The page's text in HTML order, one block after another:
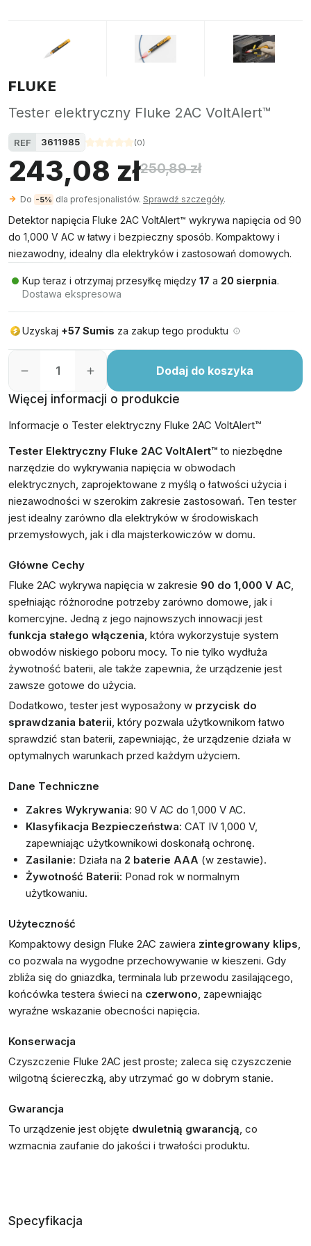
FLUKE
Tester elektryczny Fluke 2AC VoltAlert™
REF 3611985 (0)
243,08 zł250,89 zł
Do -5% dla profesjonalistów. Sprawdź szczegóły.
Detektor napięcia Fluke 2AC VoltAlert™ wykrywa napięcia od 90
do 1,000 V AC w łatwy i bezpieczny sposób. Kompaktowy i
niezawodny, idealny dla elektryków i zastosowań domowych.
Kup teraz i otrzymaj przesyłkę między 17 a 20 sierpnia.
Dostawa ekspresowa
Uzyskaj +57 Sumis za zakup tego produktu
Dodaj do koszyka
Więcej informacji o produkcie
Informacje o Tester elektryczny Fluke 2AC VoltAlert™
Tester Elektryczny Fluke 2AC VoltAlert™ to niezbędne
narzędzie do wykrywania napięcia w obwodach
elektrycznych, zaprojektowane z myślą o łatwości użycia i
niezawodności w szerokim zakresie zastosowań. Ten tester
jest idealny zarówno dla elektryków w środowiskach
przemysłowych, jak i dla majsterkowiczów w domu.
Główne Cechy
Fluke 2AC wykrywa napięcia w zakresie 90 do 1,000 V AC,
spełniając różnorodne potrzeby zarówno domowe, jak i
komercyjne. Jedną z jego najnowszych innowacji jest
funkcja stałego włączenia, która wykorzystuje system
obwodów niskiego poboru mocy. To nie tylko wydłuża
żywotność baterii, ale także zapewnia, że urządzenie jest
zawsze gotowe do użycia.
Dodatkowo, tester jest wyposażony w przycisk do
sprawdzania baterii, który pozwala użytkownikom łatwo
sprawdzić stan baterii, zapewniając, że urządzenie działa w
optymalnych warunkach przed każdym użyciem.
Dane Techniczne
Zakres Wykrywania: 90 V AC do 1,000 V AC.
Klasyfikacja Bezpieczeństwa: CAT IV 1,000 V,
zapewniając użytkownikowi doskonałą ochronę.
Zasilanie: Działa na 2 baterie AAA (w zestawie).
Żywotność Baterii: Ponad rok w normalnym
użytkowaniu.
Użyteczność
Kompaktowy design Fluke 2AC zawiera zintegrowany klips,
co pozwala na wygodne przechowywanie w kieszeni. Gdy
zbliża się do gniazdka, terminala lub przewodu zasilającego,
końcówka testera świeci na czerwono, zapewniając
wyraźne wskazanie obecności napięcia.
Konserwacja
Czyszczenie Fluke 2AC jest proste; zaleca się czyszczenie
wilgotną ściereczką, aby utrzymać go w dobrym stanie.
Gwarancja
To urządzenie jest objęte dwuletnią gwarancją, co
wzmacnia zaufanie do jakości i trwałości produktu.
Specyfikacja